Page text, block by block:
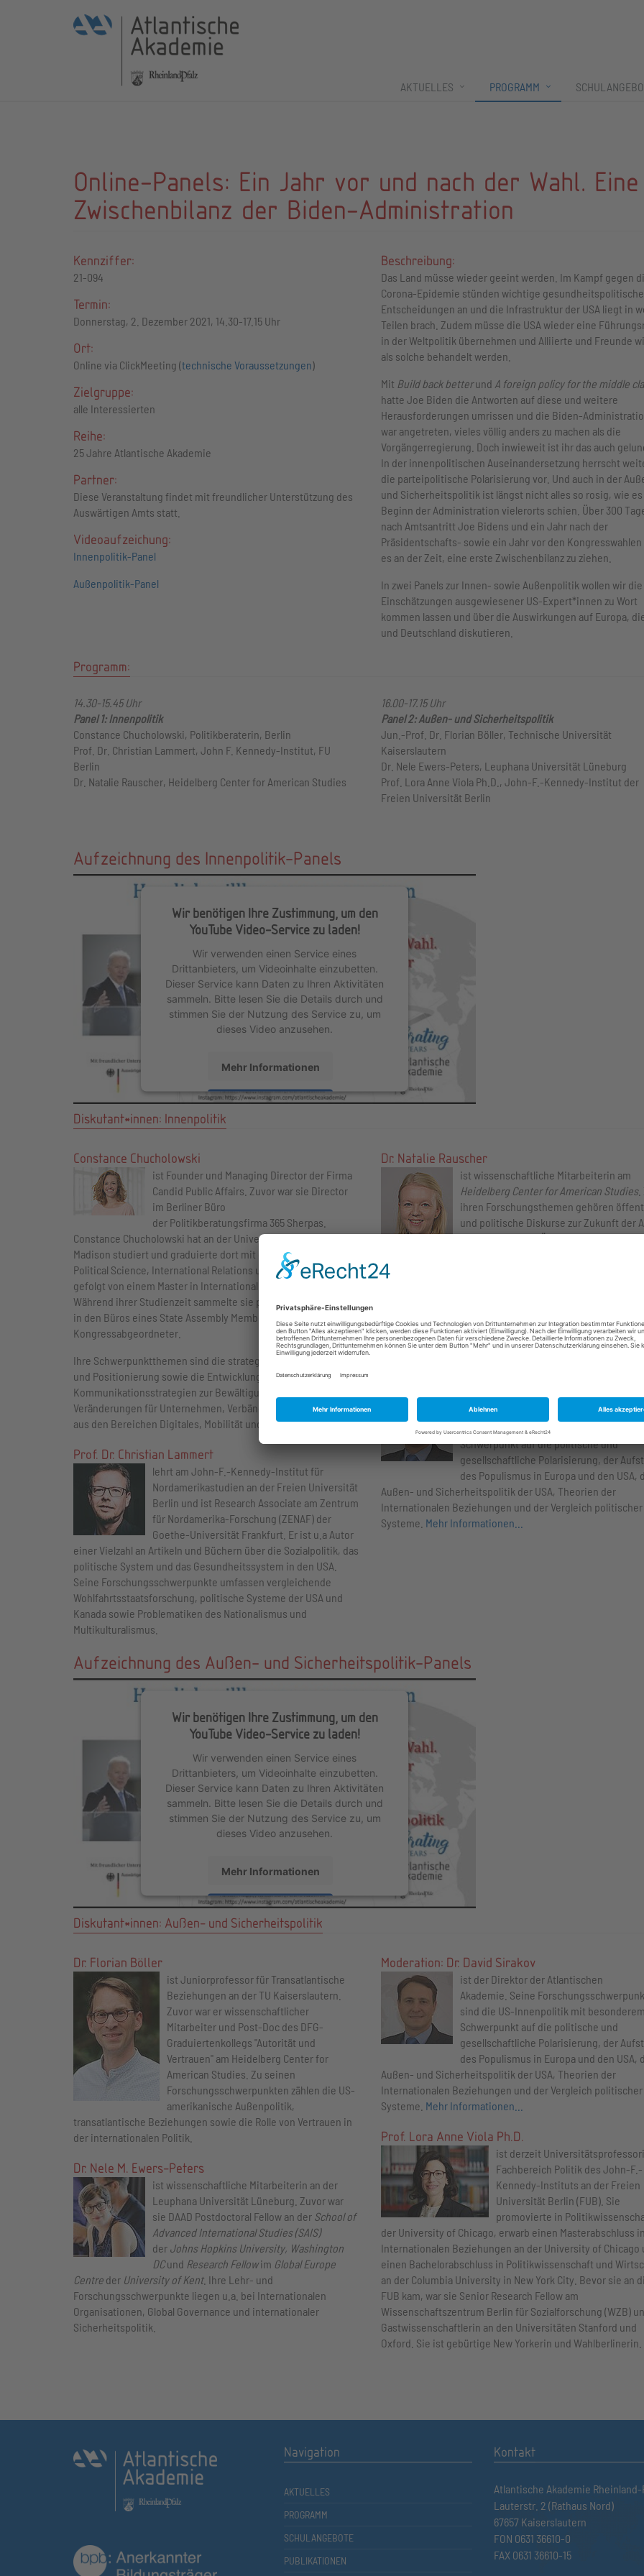
AKTUELLES PROGRAMM
Online-Panels: Ein Jahr vor und nach der Wahl. Eine
Zwischenbilanz der Biden-Administration
Kennziffer:
21-094
Termin:
Donnerstag, 2. Dezember 2021, 14.30-17.15 Uhr
Ort:
Online via ClickMeeting (technische Voraussetzungen)
Zielgruppe:
alle Interessierten
Reihe:
25 Jahre Atlantische Akademie
Partner:
Diese Veranstaltung findet mit freundlicher Unterstützung des
Auswärtigen Amts statt.
Videoaufzeichung:
Innenpolitik-Panel
Außenpolitik-Panel
Beschreibung:
Das Land müsse wieder geeint werden. Im Kampf gegen
Corona-Epidemie stünden wichtige gesundheitspolitische
Entscheidungen an und die Infrastruktur der USA liegt in
Teilen brach. Zudem müsse die USA wieder eine
in der Weltpolitik übernehmen und Alliierte und Freunde
als solche behandelt werden.
Mit Build back betterund A foreign policy for the middle
hatte Joe Biden die Antworten auf diese und weitere
Herausforderungen umrissen und die Biden-
war angetreten, vieles völlig anders zu machen als die
Vorgängerregierung. Doch inwieweit ist ihr das auch
In der innenpolitischen Auseinandersetzung herrscht
die parteipolitische Polarisierung vor. Und auch in der
und Sicherheitspolitik ist längst nicht alles so rosig, wie es
Beginn der Administration vielerorts schien. Über 300
nach Amtsantritt Joe Bidens und ein Jahr nach der
Präsidentschafts- sowie ein Jahr vor den
es an der Zeit, eine erste Zwischenbilanz zu ziehen.
In zwei Panels zur Innen- sowie Außenpolitik wollen wir die
Einschätzungen ausgewiesener US-Expert*innen zu Wort
kommen lassen und über die Auswirkungen auf Europa,
und Deutschland diskutieren.
Programm:
14.30-15.45 Uhr
Panel 1: Innenpolitik
Constance Chucholowski, Politikberaterin, Berlin
Prof. Dr. Christian Lammert, John F. Kennedy-Institut, FU
Berlin
Dr. Natalie Rauscher, Heidelberg Center for American Studies
16.00-17.15 Uhr
Panel 2: Außen- und Sicherheitspolitik
Jun.-Prof. Dr. Florian Böller, Technische Universität
Kaiserslautern
Dr. Nele Ewers-Peters, Leuphana Universität Lüneburg
Prof. Lora Anne Viola Ph.D., John-F.-Kennedy-Institut der
Freien Universität Berlin
Aufzeichnung des Innenpolitik-Panels
Wir benötigen Ihre Zustimmung, um den
YouTube Video-Service zu laden!
Wir verwenden einen Service eines
Drittanbieters, um Videoinhalte einzubetten.
Dieser Service kann Daten zu Ihren Aktivitäten
sammeln. Bitte lesen Sie die Details durch und
stimmen Sie der Nutzung des Service zu, um
dieses Video anzusehen.
Mehr Informationen
Akzeptieren
powered byUsercentrics Consent Management
Diskutant*innen: Innenpolitik
Constance Chucholowski
ist Founder und Managing Director der Firma
Candid Public Affairs. Zuvor war sie Director
im Berliner Büro
der Politikberatungsfirma 365 Sherpas.
Constance Chucholowski hat an der University of Wisconsin,
Madison studiert und graduierte dort mit einem Bachelor in
Political Science, International Relations und African Studies,
gefolgt von einem Master in International Public Affairs.
Während ihrer Studienzeit sammelte sie praktische Erfahrung
in den Büros eines State Assembly Member und mehrerer US
Kongressabgeordneter.
Ihre Schwerpunktthemen sind die strategische Politikberatung
und Positionierung sowie die Entwicklung von
Kommunikationsstrategien zur Bewältigung exogener
Veränderungen für Unternehmen, Verbände und Institutionen
aus den Bereichen Digitales, Mobilität und E-Commerce.
Prof. Dr. Christian Lammert
lehrt am John-F.-Kennedy-Institut für
Nordamerikastudien an der Freien Universität
Berlin und ist Research Associate am Zentrum
für Nordamerika-Forschung (ZENAF) der
Goethe-Universität Frankfurt. Er ist u.a Autor
einer Vielzahl an Artikeln und Büchern über die Sozialpolitik, das
politische System und das Gesundheitssystem in den USA.
Seine Forschungsschwerpunkte umfassen vergleichende
Wohlfahrtsstaatsforschung, politische Systeme der USA und
Kanada sowie Problematiken des Nationalismus und
Multikulturalismus.
Dr. Natalie Rauscher
ist wissenschaftliche Mitarbeiterin am
Heidelberg Center for American Studies.
ihren Forschungsthemen gehören
und politische Diskurse zur Zukunft der
und der Plattform Ökonomie in den USA.
Discourse on the Future of Work in the United States
Influence of Automation and the Platform Economy.
ist der Direktor der Atlantischen
Akademie. Seine
sind die US-Innenpolitik mit besonderem
Schwerpunkt auf die politische und
gesellschaftliche Polarisierung, der
des Populismus in Europa und den USA,
Außen- und Sicherheitspolitik der USA, Theorien der
Internationalen Beziehungen und der Vergleich politischer
Systeme. Mehr Informationen...
Aufzeichnung des Außen- und Sicherheitspolitik-Panels
Wir benötigen Ihre Zustimmung, um den
YouTube Video-Service zu laden!
Wir verwenden einen Service eines
Drittanbieters, um Videoinhalte einzubetten.
Dieser Service kann Daten zu Ihren Aktivitäten
sammeln. Bitte lesen Sie die Details durch und
stimmen Sie der Nutzung des Service zu, um
dieses Video anzusehen.
Mehr Informationen
Akzeptieren
powered byUsercentrics Consent Management
Diskutant*innen: Außen- und Sicherheitspolitik
Dr. Florian Böller
ist Juniorprofessor für Transatlantische
Beziehungen an der TU Kaiserslautern.
Zuvor war er wissenschaftlicher
Mitarbeiter und Post-Doc des DFG-
Graduiertenkollegs "Autorität und
Vertrauen" am Heidelberg Center for
American Studies. Zu seinen
Forschungsschwerpunkten zählen die US-
amerikanische Außenpolitik,
transatlantische Beziehungen sowie die Rolle von Vertrauen in
der internationalen Politik.
Dr. Nele M. Ewers-Peters
ist wissenschaftliche Mitarbeiterin an der
Leuphana Universität Lüneburg. Zuvor war
sie DAAD Postdoctoral Fellow an der School of
Advanced International Studies (SAIS)
der Johns Hopkins University, Washington
DCund Research Fellowim Global Europe
Centre der University of Kent. Ihre Lehr- und
Forschungsschwerpunkte liegen u.a. bei Internationalen
Organisationen, Global Governance und internationaler
Sicherheitspolitik.
Moderation: Dr. David Sirakov
ist der Direktor der Atlantischen
Akademie. Seine
sind die US-Innenpolitik mit besonderem
Schwerpunkt auf die politische und
gesellschaftliche Polarisierung, der
des Populismus in Europa und den USA,
Außen- und Sicherheitspolitik der USA, Theorien der
Internationalen Beziehungen und der Vergleich politischer
Systeme. Mehr Informationen...
Prof. Lora Anne Viola Ph.D.
ist derzeit
Fachbereich Politik des John-F.-
Kennedy-Instituts an der Freien
Universität Berlin (FUB). Sie
promovierte in
der University of Chicago, erwarb einen Masterabschluss in
Internationalen Beziehungen an der University of Chicago
einen Bachelorabschluss in Politikwissenschaft und
an der Columbia University in New York City. Bevor sie an
FUB kam, war sie Senior Research Fellow am
Wissenschaftszentrum Berlin für Sozialforschung (WZB)
Gastwissenschaftlerin an den Universitäten Stanford und
Oxford. Sie ist gebürtige New Yorkerin und Wahlberlinerin.
Navigation
AKTUELLES
PROGRAMM
SCHULANGEBOTE
PUBLIKATIONEN
Kontakt
Atlantische Akademie Rheinland-
Lauterstr. 2 (Rathaus Nord)
67657 Kaiserslautern
FON 0631 36610-0
FAX 0631 36610-15